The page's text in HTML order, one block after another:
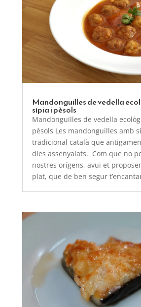
Mandonguilles de vedella
sípia i pèsols
Mandonguilles de vedella
pèsols Les mandonguilles amb
tradicional català que
dies assenyalats. Com que no
nostres orígens, avui et
plat, que de ben segur